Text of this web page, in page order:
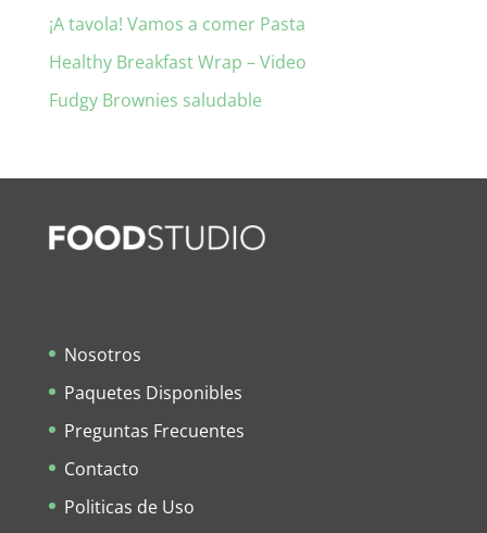
¡A tavola! Vamos a comer Pasta
Healthy Breakfast Wrap – Video
Fudgy Brownies saludable
Nosotros
Paquetes Disponibles
Preguntas Frecuentes
Contacto
Politicas de Uso